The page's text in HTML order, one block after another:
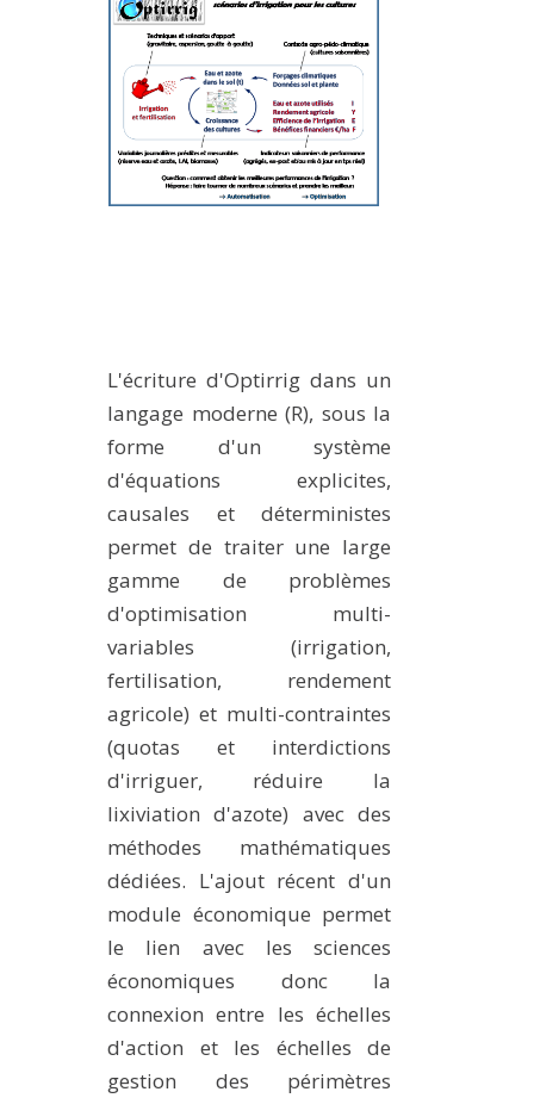
L'écriture d'Optirrig dans un
langage moderne (R), sous la
forme d'un système
d'équations explicites,
causales et déterministes
permet de traiter une large
gamme de problèmes
d'optimisation multi-
variables (irrigation,
fertilisation, rendement
agricole) et multi-contraintes
(quotas et interdictions
d'irriguer, réduire la
lixiviation d'azote) avec des
méthodes mathématiques
dédiées. L'ajout récent d'un
module économique permet
le lien avec les sciences
économiques donc la
connexion entre les échelles
d'action et les échelles de
gestion des périmètres